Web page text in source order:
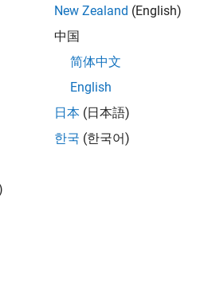
New Zealand (English)
中国
简体中文
English
日本 (日本語)
한국 (한국어)